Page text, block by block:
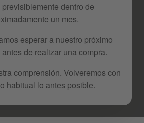
previsiblemente dentro de
un mes.
esperar a nuestro próximo
de realizar una compra.
comprensión. Volveremos con
habitual lo antes posible.
Moto kid
119,99 € -54%
Avisame
vuelva